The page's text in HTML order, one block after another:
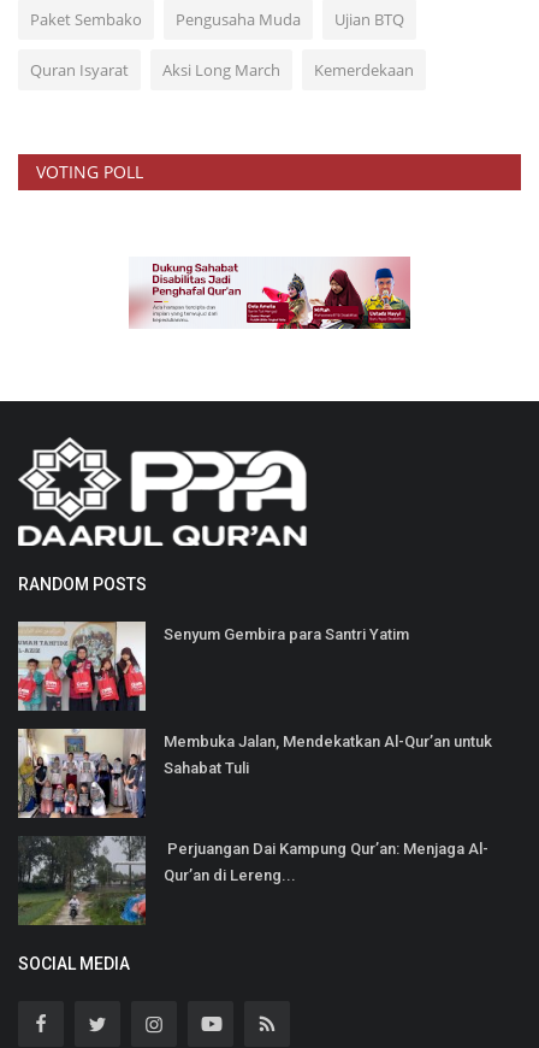
Paket Sembako Pengusaha Muda Ujian BTQ
Quran Isyarat Aksi Long March Kemerdekaan
VOTING POLL
RANDOM POSTS
Senyum Gembira para Santri Yatim
Membuka Jalan, Mendekatkan Al-Qur’an untuk
Sahabat Tuli
Perjuangan Dai Kampung Qur’an: Menjaga Al-
Qur’an di Lereng...
SOCIAL MEDIA